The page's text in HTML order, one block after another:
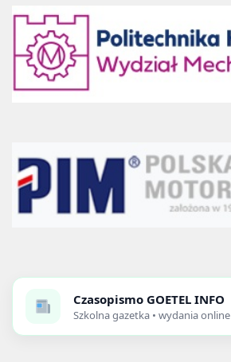
Czasopismo GOETEL INFO
Szkolna gazetka • wydania online